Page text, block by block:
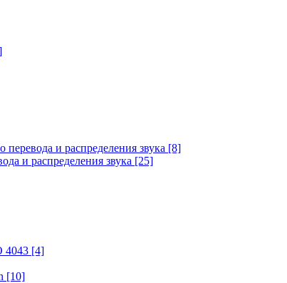
и распределения звука [8]
и распределения звука [25]
4043 [4]
[10]